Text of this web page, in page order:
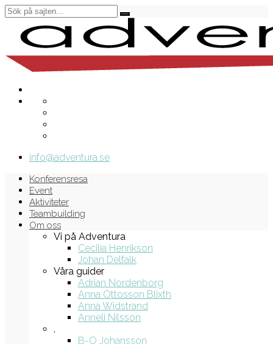
info@adventura.se
Konferensresa
Event
Aktiviteter
Teambuilding
Om oss
Vi på Adventura
Cecilia Henrikson
Johan Delfalk
Våra guider
Adrian Nordenborg
Anna Ottosson Blixth
Anna Widstrand
Anneli Nilsson
.
B-O Johansson